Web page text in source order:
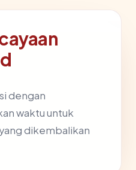
dengan
waktu untuk
dikembalikan